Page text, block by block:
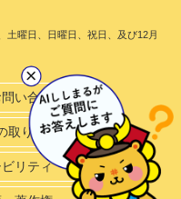
土曜日、日曜日、祝日、及び12月
い合わせ
取り扱い
リティ